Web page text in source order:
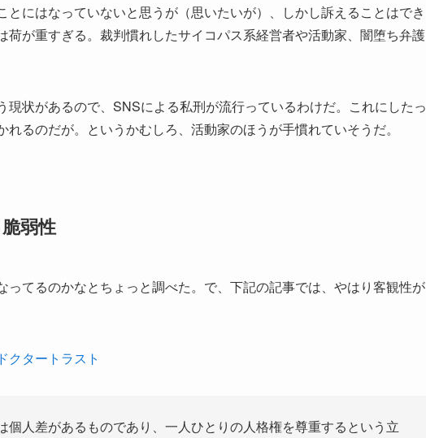
とにはなっていないと思うが（思いたいが）、しかし訴えることはでき
荷が重すぎる。裁判慣れしたサイコパス系経営者や活動家、闇堕ち弁護
現状があるので、SNSによる私刑が流行っているわけだ。これにしたっ
るのだが。というかむしろ、活動家のほうが手慣れていそうだ。
弱性
ってるのかなとちょっと調べた。で、下記の記事では、やはり客観性が
クタートラスト
個人差があるものであり、一人ひとりの人格権を尊重するという立